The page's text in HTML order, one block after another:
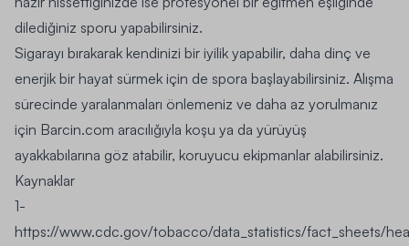
dilediğiniz sporu yapabilirsiniz.
Sigarayı bırakarak kendinizi bir iyilik yapabilir, daha dinç ve
enerjik bir hayat sürmek için de spora başlayabilirsiniz. Alışma
sürecinde yaralanmaları önlemeniz ve daha az yorulmanız
için Barcin.com aracılığıyla koşu ya da yürüyüş
ayakkabılarına göz atabilir, koruyucu ekipmanlar alabilirsiniz.
Kaynaklar
1-
https://www.cdc.gov/tobacco/data_statistics/fact_sheets/